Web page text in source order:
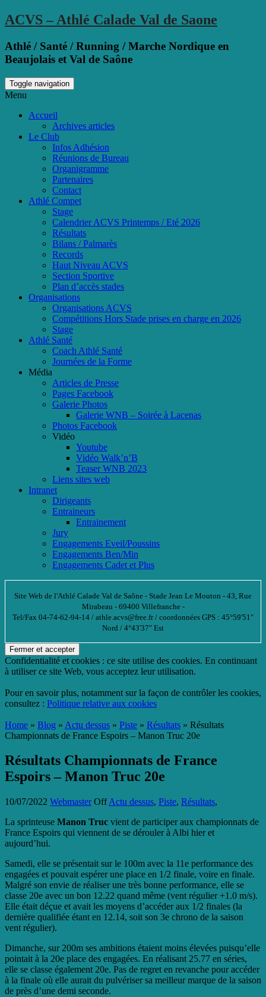
ACVS – Athlé Calade Val de Saone
Athlé / Santé / Running / Marche Nordique en
Beaujolais et Val de Saône
Toggle navigation
Menu
Accueil
Archives articles
Le Club
Infos Adhésion
Réunions de Bureau
Organigramme
Partenaires
Contact
Athlé Compet
Stage
Calendrier ACVS Printemps / Eté 2026
Résultats
Bilans / Palmarès
Records
Haut Niveau ACVS
Section Sportive
Plan d’accès stades
Organisations
Organisations ACVS
Compétitions Hors Stade prises en charge en 2026
Stage
Athlé Santé
Coach Athlé Santé
Journées de la Forme
Média
Articles de Presse
Pages Facebook
Galerie Photos
Galerie WNB – Soirée à Lacenas
Photos Facebook
Vidéo
Youtube
Vidéo Walk’n’B
Teaser WNB 2023
Liens sites web
Intranet
Dirigeants
Entraineurs
Entrainement
Jury
Engagements Eveil/Poussins
Engagements Ben/Min
Engagements Cadet et Plus
Site Web de l'Athlé Calade Val de Saône - Stade Jean Le Mouton - 43, Rue
Mirabeau - 69400 Villefranche -
Tel/Fax 04-74-62-94-14 / athle.acvs@free.fr / coordonnées GPS : 45°59'51"
Nord / 4°43'37" Est
Confidentialité et cookies : ce site utilise des cookies. En continuant
à utiliser ce site Web, vous acceptez leur utilisation.
Pour en savoir plus, notamment sur la façon de contrôler les cookies,
consultez : Politique relative aux cookies
Home » Blog » Actu dessus » Piste » Résultats » Résultats
Championnats de France Espoirs – Manon Truc 20e
Résultats Championnats de France
Espoirs – Manon Truc 20e
10/07/2022 Webmaster Off Actu dessus, Piste, Résultats,
La sprinteuse Manon Truc vient de participer aux championnats de
France Espoirs qui viennent de se dérouler à Albi hier et
aujourd’hui.
Samedi, elle se présentait sur le 100m avec la 11e performance des
engagées et pouvait espérer une place en 1/2 finale, voire en finale.
Malgré son envie de réaliser une très bonne performance, elle se
classe 20e avec un bon 12.22 quand même (vent régulier +1.0 m/s).
Elle était déçue et avait les moyens d’accéder aux 1/2 finales (la
dernière qualifiée étant en 12.14, soit son 3e chrono de la saison
vent régulier).
Dimanche, sur 200m ses ambitions étaient moins élevées puisqu’elle
pointait à la 20e place des engagées. En réalisant 25.77 en séries,
elle se classe également 20e. Pas de regret en revanche pour accéder
à la finale où elle aurait du pulvériser sa meilleur marque de la saison
de près d’une demi seconde.